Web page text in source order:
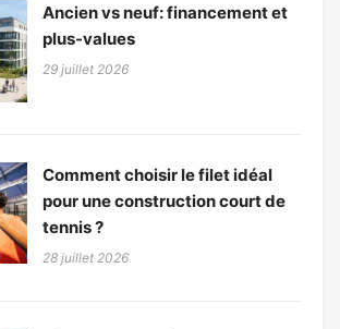
Ancien vs neuf: financement et
plus-values
29 juillet 2026
Comment choisir le filet idéal
pour une construction court de
tennis ?
28 juillet 2026